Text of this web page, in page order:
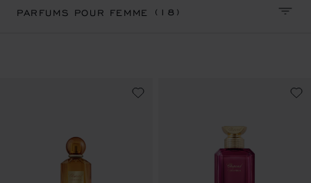
pour femme emblématiques et trouvez celui qui vous
PARFUMS POUR FEMME(18)